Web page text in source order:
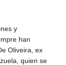
y
han
Oliveira, ex
quien se